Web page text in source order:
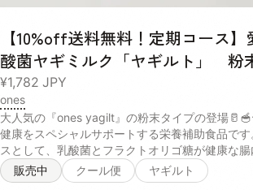
【10%off送料無料！定期コース
酸菌ヤギミルク「ヤギルト」 粉
¥1,782 JPY
ones
大人気の『ones yagilt』の粉末タイプの登場
健康をスペシャルサポートする栄養補助食品で
スとして、乳酸菌とフラクトオリゴ糖が健康な
う豆たんぱくとコラーゲンが日々の活力を、コエ
毎日を応援します✨ 普通のヤギミルクとは違い、
販売中 クール便 ヤギルト